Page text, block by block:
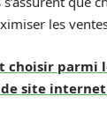
les
choisir parmi
site